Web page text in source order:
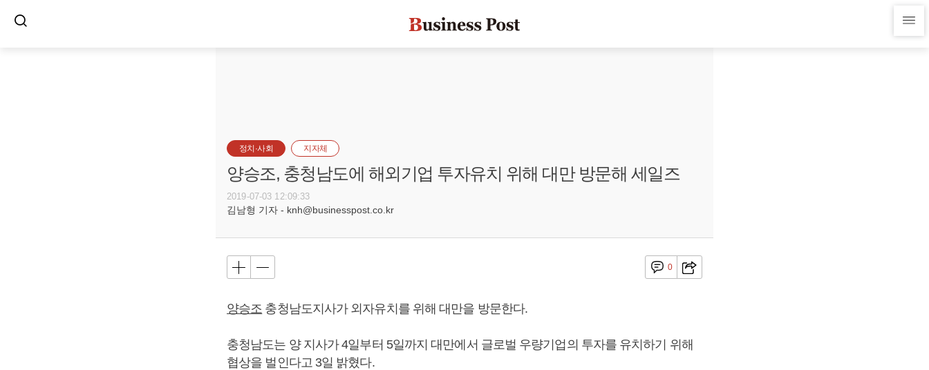
정치·사회 지자체
양승조, 충청남도에 해외기업 투자유치 위해 대만 방문해 세일즈
2019-07-03 12:09:33
김남형 기자 - knh@businesspost.co.kr
0
양승조 충청남도지사가 외자유치를 위해 대만을 방문한다.
충청남도는 양 지사가 4일부터 5일까지 대만에서 글로벌 우량기업의 투자를 유치하기 위해
협상을 벌인다고 3일 밝혔다.